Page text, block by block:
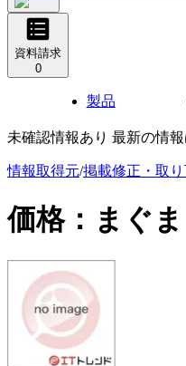
資料請求
0
製品
未確認情報あり 最新の情
情報取得元/掲載修正・取
価格： まぐま